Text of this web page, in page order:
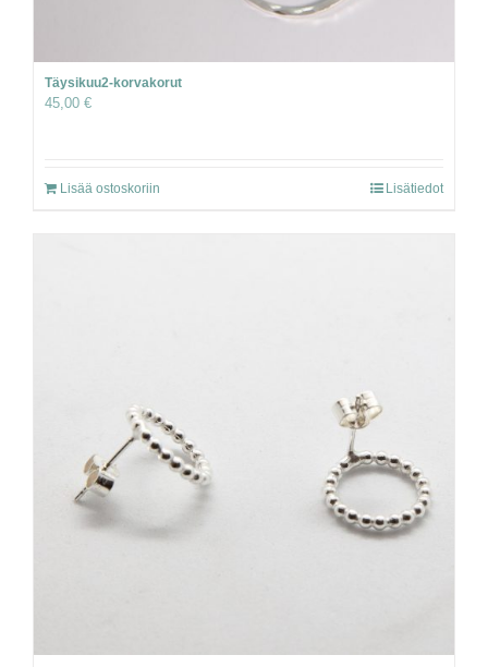
Täysikuu2-korvakorut
45,00 €
Lisää ostoskoriin Lisätiedot